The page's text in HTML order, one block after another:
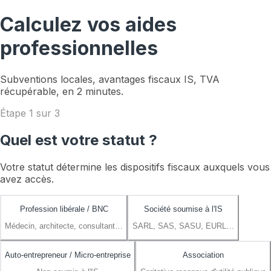
Calculez vos aides
professionnelles
Subventions locales, avantages fiscaux IS, TVA
récupérable, en 2 minutes.
Étape 1 sur 3
Quel est votre statut ?
Votre statut détermine les dispositifs fiscaux auxquels vous
avez accès.
Profession libérale / BNC
Médecin, architecte, consultant…
Société soumise à l'IS
SARL, SAS, SASU, EURL…
Auto-entrepreneur / Micro-entreprise
Association